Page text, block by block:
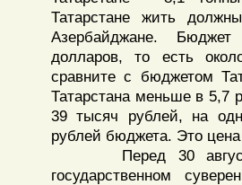
Татарстане жить
Азербайджане.
долларов, то есть
сравните с бюджетом
Татарстана меньше в 5,7
39 тысяч рублей, на
рублей бюджета. Это цена
Перед 30 августа
государственном